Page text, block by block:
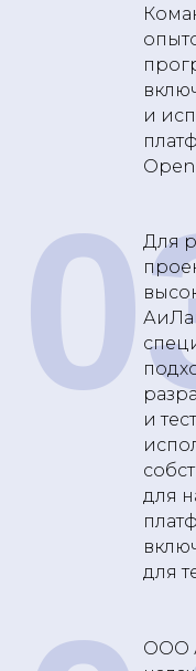
и
Для
и
для
для
ООО